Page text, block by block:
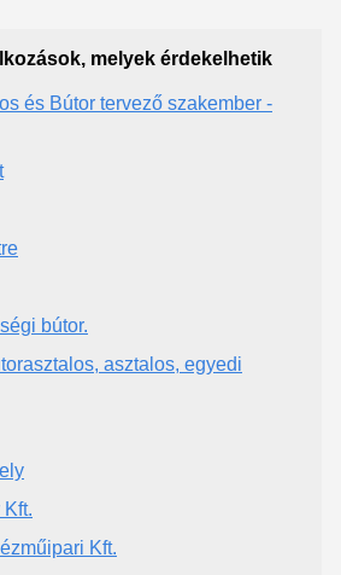
melyek érdekelhetik
és Bútor tervező szakember -
bútor.
asztalos, egyedi
Kft.